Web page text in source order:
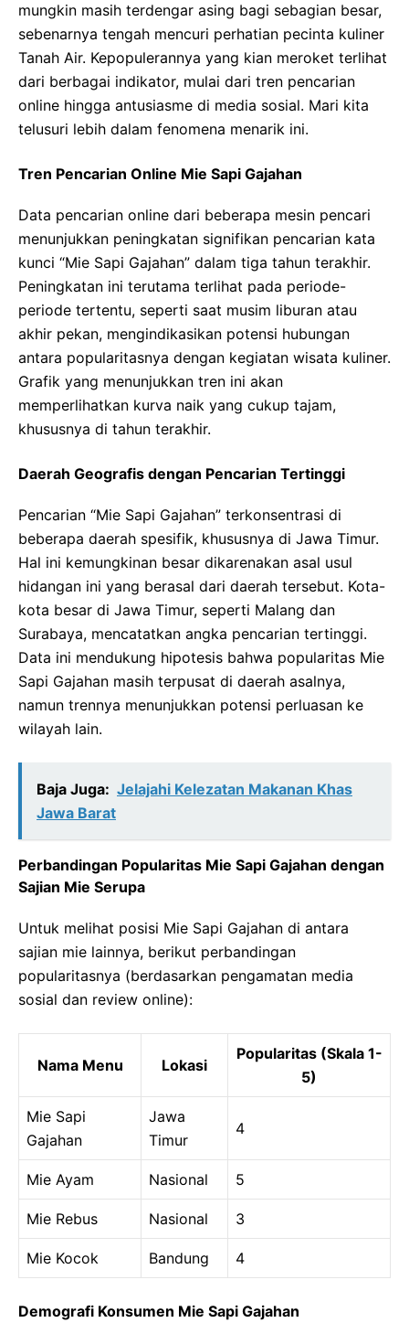
mungkin masih terdengar asing bagi sebagian besar,
sebenarnya tengah mencuri perhatian pecinta kuliner
Tanah Air. Kepopulerannya yang kian meroket terlihat
dari berbagai indikator, mulai dari tren pencarian
online hingga antusiasme di media sosial. Mari kita
telusuri lebih dalam fenomena menarik ini.
Tren Pencarian Online Mie Sapi Gajahan
Data pencarian online dari beberapa mesin pencari
menunjukkan peningkatan signifikan pencarian kata
kunci “Mie Sapi Gajahan” dalam tiga tahun terakhir.
Peningkatan ini terutama terlihat pada periode-
periode tertentu, seperti saat musim liburan atau
akhir pekan, mengindikasikan potensi hubungan
antara popularitasnya dengan kegiatan wisata kuliner.
Grafik yang menunjukkan tren ini akan
memperlihatkan kurva naik yang cukup tajam,
khususnya di tahun terakhir.
Daerah Geografis dengan Pencarian Tertinggi
Pencarian “Mie Sapi Gajahan” terkonsentrasi di
beberapa daerah spesifik, khususnya di Jawa Timur.
Hal ini kemungkinan besar dikarenakan asal usul
hidangan ini yang berasal dari daerah tersebut. Kota-
kota besar di Jawa Timur, seperti Malang dan
Surabaya, mencatatkan angka pencarian tertinggi.
Data ini mendukung hipotesis bahwa popularitas Mie
Sapi Gajahan masih terpusat di daerah asalnya,
namun trennya menunjukkan potensi perluasan ke
wilayah lain.
Baja Juga: Jelajahi Kelezatan Makanan Khas
Jawa Barat
Perbandingan Popularitas Mie Sapi Gajahan dengan
Sajian Mie Serupa
Untuk melihat posisi Mie Sapi Gajahan di antara
sajian mie lainnya, berikut perbandingan
popularitasnya (berdasarkan pengamatan media
sosial dan review online):
Nama Menu Lokasi
Popularitas (Skala 1-
5)
Mie Sapi
Gajahan
Jawa
Timur
4
Mie Ayam Nasional 5
Mie Rebus Nasional 3
Mie Kocok Bandung 4
Demografi Konsumen Mie Sapi Gajahan